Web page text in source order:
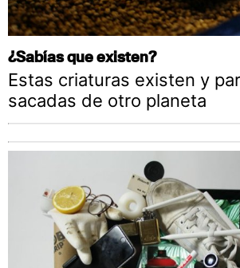
¿Sabías que existen?
Estas criaturas existen y
sacadas de otro planeta